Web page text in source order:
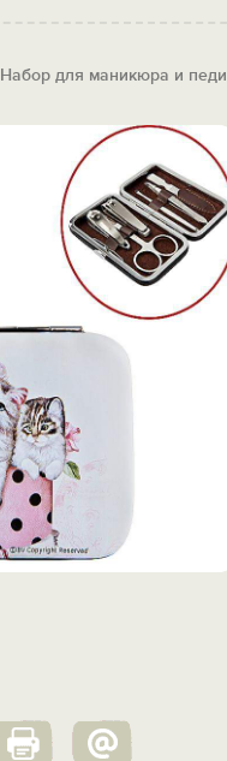
Набор для маникюра и